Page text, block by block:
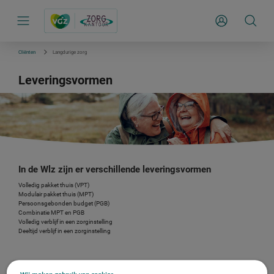
a
v
Inloggen
Cliënten Langdurige zorg
Leveringsvormen
In de Wlz zijn er verschillende leveringsvormen
Volledig pakket thuis (VPT)
Modulair pakket thuis (MPT)
Persoonsgebonden budget (PGB)
Combinatie MPT en PGB
Volledig verblijf in een zorginstelling
Deeltijd verblijf in een zorginstelling